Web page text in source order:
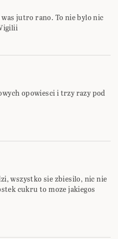
jutro rano. To nie bylo nic
opowiesci i trzy razy pod
wszystko sie zbiesilo, nic nie
cukru to moze jakiegos